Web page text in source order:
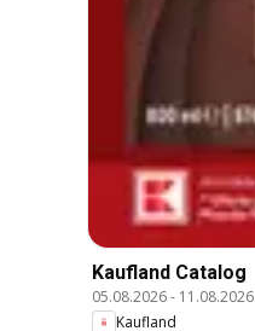
Kaufland Catalog
05.08.2026- 11.08.2026
Kaufland